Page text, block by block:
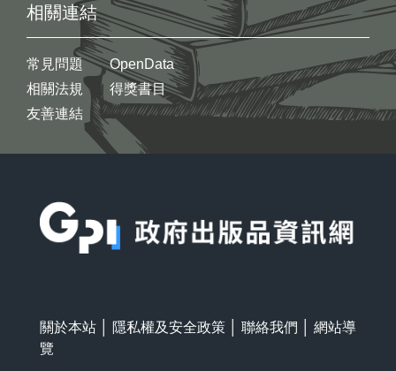
相關連結
常見問題
相關法規
友善連結
OpenData
得獎書目
關於本站 隱私權及安全政策 聯絡我們
網站導
覽